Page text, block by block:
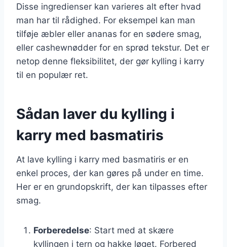
Disse ingredienser kan varieres alt efter hvad
man har til rådighed. For eksempel kan man
tilføje æbler eller ananas for en sødere smag,
eller cashewnødder for en sprød tekstur. Det er
netop denne fleksibilitet, der gør kylling i karry
til en populær ret.
Sådan laver du kylling i
karry med basmatiris
At lave kylling i karry med basmatiris er en
enkel proces, der kan gøres på under en time.
Her er en grundopskrift, der kan tilpasses efter
smag.
Forberedelse: Start med at skære
kyllingen i tern og hakke løget. Forbered